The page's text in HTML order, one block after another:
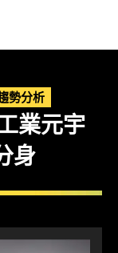
勢分析
業元宇
身